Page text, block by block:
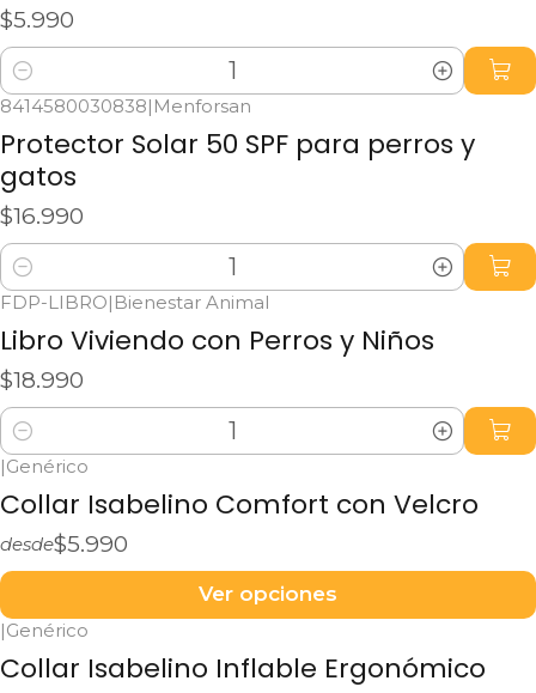
$5.990
Cantidad
8414580030838| Menforsan
Protector Solar 50 SPF para perros y
gatos
$16.990
Cantidad
FDP-LIBRO| Bienestar Animal
Libro Viviendo con Perros y Niños
$18.990
Cantidad
|Genérico
Collar Isabelino Comfort con Velcro
desde$5.990
Ver opciones
|Genérico
Collar Isabelino Inflable Ergonómico